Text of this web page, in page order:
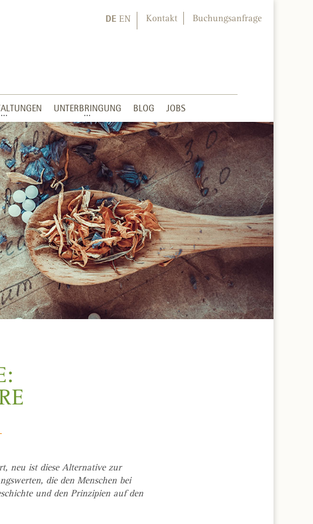
UNTERBRINGUNG BLOG JOBS
DE EN Kontakt Buchungsanfrage
neu ist diese Alternative zur
die den Menschen bei
und den Prinzipien auf den